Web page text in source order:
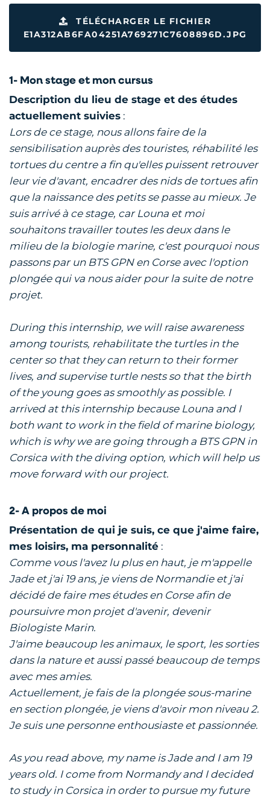
TÉLÉCHARGER LE FICHIER
E1A312AB6FA04251A769271C7608896D.JPG
1- Mon stage et mon cursus
Description du lieu de stage et des études
actuellement suivies :
Lors de ce stage, nous allons faire de la
sensibilisation auprès des touristes, réhabilité les
tortues du centre a fin qu'elles puissent retrouver
leur vie d'avant, encadrer des nids de tortues afin
que la naissance des petits se passe au mieux. Je
suis arrivé à ce stage, car Louna et moi
souhaitons travailler toutes les deux dans le
milieu de la biologie marine, c'est pourquoi nous
passons par un BTS GPN en Corse avec l'option
plongée qui va nous aider pour la suite de notre
projet.
During this internship, we will raise awareness
among tourists, rehabilitate the turtles in the
center so that they can return to their former
lives, and supervise turtle nests so that the birth
of the young goes as smoothly as possible. I
arrived at this internship because Louna and I
both want to work in the field of marine biology,
which is why we are going through a BTS GPN in
Corsica with the diving option, which will help us
move forward with our project.
2- A propos de moi
Présentation de qui je suis, ce que j'aime faire,
mes loisirs, ma personnalité :
Comme vous l'avez lu plus en haut, je m'appelle
Jade et j'ai 19 ans, je viens de Normandie et j'ai
décidé de faire mes études en Corse afin de
poursuivre mon projet d'avenir, devenir
Biologiste Marin.
J'aime beaucoup les animaux, le sport, les sorties
dans la nature et aussi passé beaucoup de temps
avec mes amies.
Actuellement, je fais de la plongée sous-marine
en section plongée, je viens d'avoir mon niveau 2.
Je suis une personne enthousiaste et passionnée.
As you read above, my name is Jade and I am 19
years old. I come from Normandy and I decided
to study in Corsica in order to pursue my future